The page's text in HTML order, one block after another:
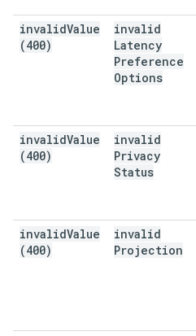
invalidValue
(400)
invalid
Latency
Preference
Options
invalidValue
(400)
invalid
Privacy
Status
invalidValue
(400)
invalid
Projection